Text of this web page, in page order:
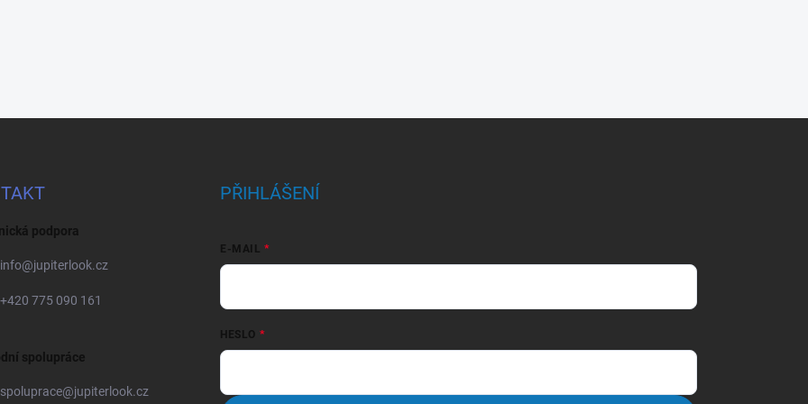
podpora
info@jupiterlook.cz
+420 775 090 161
spolupráce
spoluprace@jupiterlook.cz
PŘIHLÁŠENÍ
E-MAIL
HESLO